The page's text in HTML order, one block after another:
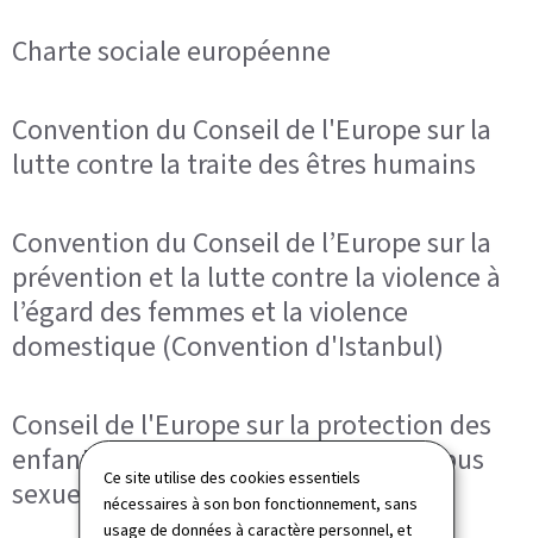
Ce site utilise des cookies essentiels
nécessaires à son bon fonctionnement, sans
usage de données à caractère personnel, et
Charte sociale européenne
Convention du Conseil de l'Europe sur la
lutte contre la traite des êtres humains
Convention du Conseil de l’Europe sur la
prévention et la lutte contre la violence à
l’égard des femmes et la violence
domestique (Convention d'Istanbul)
Conseil de l'Europe sur la protection des
enfants contre l'exploitation et les abus
sexuels